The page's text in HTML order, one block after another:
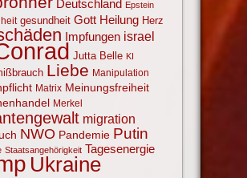
Deutschland Epstein
gesundheit Gott Heilung Herz
Impfungen israel
Jutta Belle KI
Liebe Manipulation
Matrix Meinungsfreiheit
Merkel
migration
NWO Pandemie Putin
Staatsangehörigkeit Tagesenergie
Ukraine